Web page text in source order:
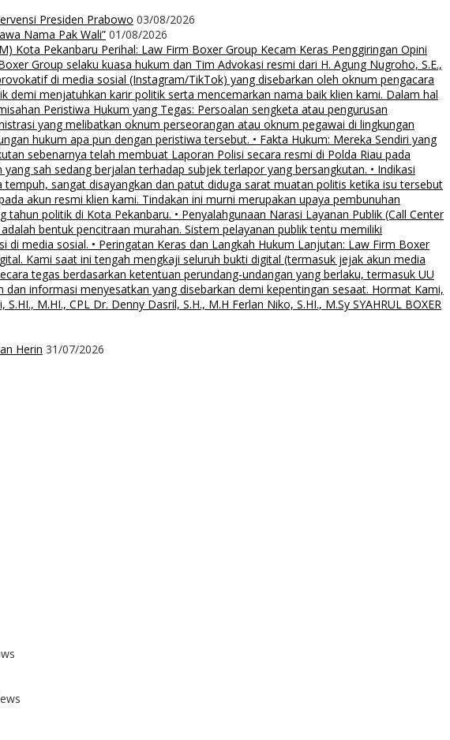
Presiden Prabowo 03/08/2026
Nama Pak Wali” 01/08/2026
Kota Pekanbaru Perihal: Law Firm Boxer Group Kecam Keras Penggiringan Opini
Group selaku kuasa hukum dan Tim Advokasi resmi dari H. Agung Nugroho, S.E.,
di media sosial (Instagram/TikTok) yang disebarkan oleh oknum pengacara
menjatuhkan karir politik serta mencemarkan nama baik klien kami. Dalam hal
Peristiwa Hukum yang Tegas: Persoalan sengketa atau pengurusan
yang melibatkan oknum perseorangan atau oknum pegawai di lingkungan
hukum apa pun dengan peristiwa tersebut. • Fakta Hukum: Mereka Sendiri yang
sebenarnya telah membuat Laporan Polisi secara resmi di Polda Riau pada
sah sedang berjalan terhadap subjek terlapor yang bersangkutan. • Indikasi
sangat disayangkan dan patut diduga sarat muatan politis ketika isu tersebut
akun resmi klien kami. Tindakan ini murni merupakan upaya pembunuhan
politik di Kota Pekanbaru. • Penyalahgunaan Narasi Layanan Publik (Call Center
bentuk pencitraan murahan. Sistem pelayanan publik tentu memiliki
media sosial. • Peringatan Keras dan Langkah Hukum Lanjutan: Law Firm Boxer
Kami saat ini tengah mengkaji seluruh bukti digital (termasuk jejak akun media
tegas berdasarkan ketentuan perundang-undangan yang berlaku, termasuk UU
informasi menyesatkan yang disebarkan demi kepentingan sesaat. Hormat Kami,
M.HI., CPL Dr. Denny Dasril, S.H., M.H Ferlan Niko, S.HI., M.Sy SYAHRUL BOXER
Herin 31/07/2026